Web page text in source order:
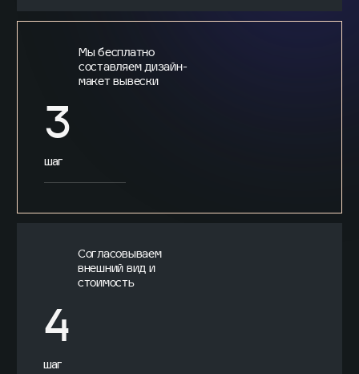
3
шаг
Мы бесплатно
составляем дизайн-
макет вывески
4
шаг
Согласовываем
внешний вид и
стоимость